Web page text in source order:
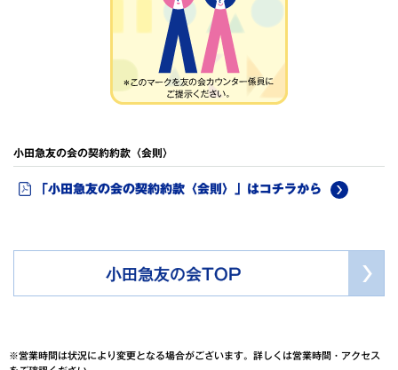
小田急友の会の契約約款〈会則〉
「小田急友の会の契約約款〈会則〉」はコチラから
小田急友の会TOP
※営業時間は状況により変更となる場合がございます。詳しくは営業時間・アクセス